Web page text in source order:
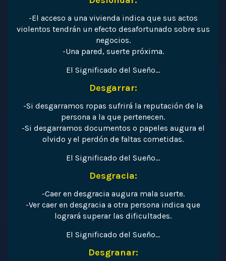
-El acceso a una vivienda indica que sus actos
violentos tendrán un efecto desafortunado sobre sus
negocios.
-Una pared, suerte próxima.
El Significado del Sueño…
Desgarrar:
-Si desgarramos ropas sufrirá la reputación de la
persona a la que pertenecen.
-Si desgarramos documentos o papeles augura el
olvido y el perdón de faltas cometidas.
El Significado del Sueño…
Desgracia:
-Caer en desgracia augura mala suerte.
-Ver caer en desgracia a otra persona indica que
logrará superar las dificultades.
El Significado del Sueño…
Desgranar: